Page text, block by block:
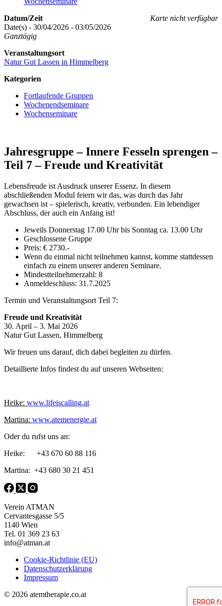
Karte nicht verfügbar
Datum/Zeit
Date(s) - 30/04/2026 - 03/05/2026
Ganztägig
Veranstaltungsort
Natur Gut Lassen in Himmelberg
Kategorien
Fortlaufende Gruppen
Wochenendseminare
Wochenseminare
Jahresgruppe – Innere Fesseln sprengen –
Teil 7 – Freude und Kreativität
Lebensfreude ist Ausdruck unserer Essenz. In diesem
abschließenden Modul feiern wir das, was durch das Jahr
gewachsen ist – spielerisch, kreativ, verbunden. Ein lebendiger
Abschluss, der auch ein Anfang ist!
Jeweils Donnerstag 17.00 Uhr bis Sonntag ca. 13.00 Uhr
Geschlossene Gruppe
Preis: € 2730.-
Wenn du einmal nicht teilnehmen kannst, komme stattdessen
einfach zu einem unserer anderen Seminare.
Mindestteilnehmerzahl: 8
Anmeldeschluss: 31.7.2025
Termin und Veranstaltungsort Teil 7:
Freude und Kreativität
30. April – 3. Mai 2026
Natur Gut Lassen, Himmelberg
Wir freuen uns darauf, dich dabei begleiten zu dürfen.
Detaillierte Infos findest du auf unseren Webseiten:
Heike: www.lifeiscalling.at
Martina: www.atemenergie.at
Oder du rufst uns an:
Heike: +43 670 60 88 116
Martina: +43 680 30 21 451
Verein ATMAN
Cervantesgasse 5/5
1140 Wien
Tel. 01 369 23 63
info@atman.at
Cookie-Richtlinie (EU)
Datenschutzerklärung
Impressum
© 2026 atemtherapie.co.at